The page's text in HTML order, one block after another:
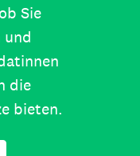
Sie
die
bieten.